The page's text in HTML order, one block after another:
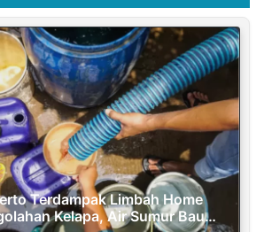
Terdampak Limbah Home
Kelapa, Air Sumur Bau